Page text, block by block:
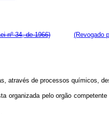
nº 34, de 1966) (Revogado
de processos químicos,
pelo orgão competente